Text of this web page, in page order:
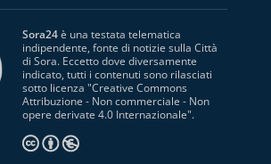
Sora24è una testata telematica
indipendente, fonte di notizie sulla Città
di Sora. Eccetto dove diversamente
indicato, tutti i contenuti sono rilasciati
sotto licenza "Creative Commons
Attribuzione - Non commerciale - Non
opere derivate 4.0 Internazionale".